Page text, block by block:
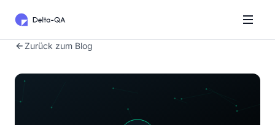
Zurück zum Blog